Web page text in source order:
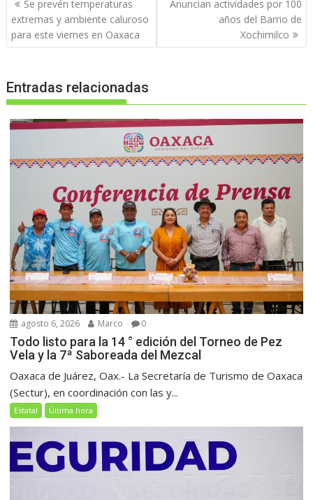
de
entradas
Se prevén temperaturas
extremas y ambiente caluroso
para este viernes en Oaxaca
Anuncian actividades por 100
años del Barrio de
Xochimilco
Entradas relacionadas
agosto 6, 2026 Marco 0
Todo listo para la 14 ° edición del Torneo de Pez
Vela y la 7ª Saboreada del Mezcal
Oaxaca de Juárez, Oax.- La Secretaría de Turismo de Oaxaca
(Sectur), en coordinación con las y...
Estatal Última hora